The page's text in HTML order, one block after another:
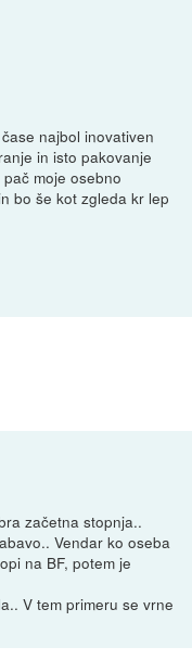
najbol inovativen
in isto pakovanje
moje osebno
bo še kot zgleda kr lep
začetna stopnja..
Vendar ko oseba
na BF, potem je
V tem primeru se vrne